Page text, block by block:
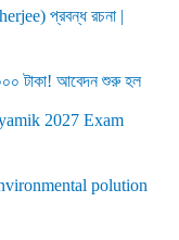
প্রবন্ধ রচনা |
টাকা! আবেদন শুরু হল
2027 Exam
Environmental polution